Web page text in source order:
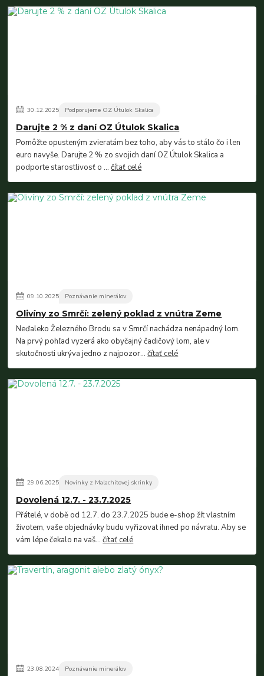
30.12.2025 Podporujeme OZ Útulok Skalica
Darujte 2 % z daní OZ Útulok Skalica
Pomôžte opusteným zvieratám bez toho, aby vás to stálo čo i len
euro navyše. Darujte 2 % zo svojich daní OZ Útulok Skalica a
podporte starostlivosť o ...čítať celé
09.10.2025 Poznávanie minerálov
Olivíny zo Smrčí: zelený poklad z vnútra Zeme
Neďaleko Železného Brodu sa v Smrčí nachádza nenápadný lom.
Na prvý pohľad vyzerá ako obyčajný čadičový lom, ale v
skutočnosti ukrýva jedno z najpozor...čítať celé
29.06.2025 Novinky z Malachitovej skrinky
Dovolená 12.7. - 23.7.2025
Přátelé, v době od 12.7. do 23.7.2025 bude e-shop žít vlastním
životem, vaše objednávky budu vyřizovat ihned po návratu. Aby se
vám lépe čekalo na vaš...čítať celé
23.08.2024 Poznávanie minerálov